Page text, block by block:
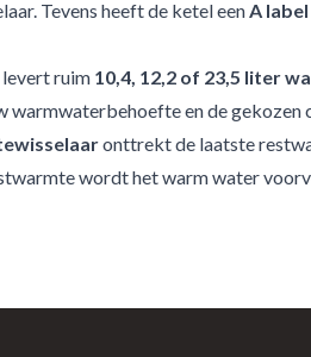
. Tevens heeft de ketel een A
ruim 10,4, 12,2 of 23,5 liter
warmwaterbehoefte en de
onttrekt de laatste
wordt het warm water